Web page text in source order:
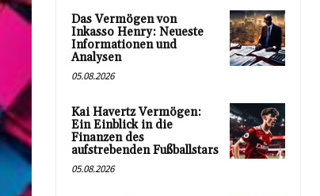
Das Vermögen von
Inkasso Henry: Neueste
Informationen und
Analysen
05.08.2026
Kai Havertz Vermögen:
Ein Einblick in die
Finanzen des
aufstrebenden Fußballstars
05.08.2026